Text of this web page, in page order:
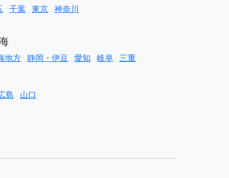
千葉 東京 神奈川
地方 静岡・伊豆 愛知 岐阜 三重
島 山口